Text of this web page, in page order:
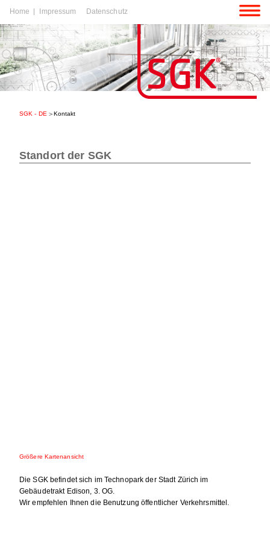
Navigation
Home Impressum Datenschutz
SGK - DE Kontakt
Standort der SGK
Größere Kartenansicht
Die SGK befindet sich im Technopark der Stadt Zürich im
Gebäudetrakt Edison, 3. OG.
Wir empfehlen Ihnen die Benutzung öffentlicher Verkehrsmittel.